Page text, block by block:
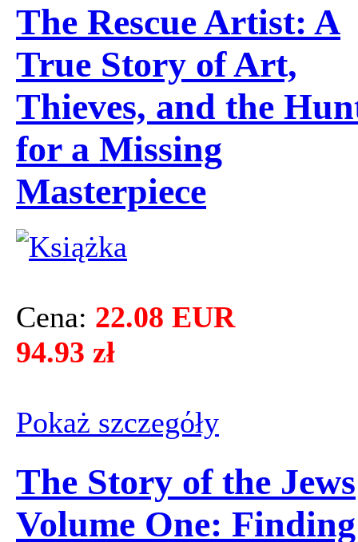
The Rescue Artist: A
True Story of Art,
Thieves, and the
for a Missing
Masterpiece
Cena: 22.08 EUR
94.93 zł
Pokaż szczegόły
The Story of the Jews
Volume One: Finding